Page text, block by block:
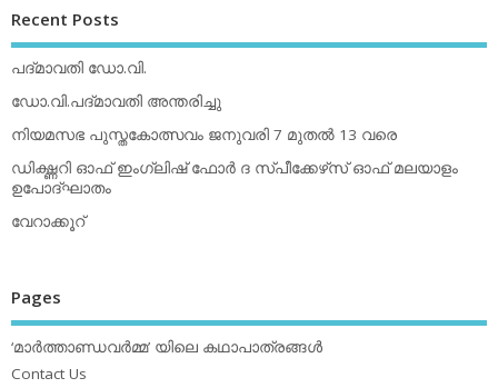
Recent Posts
പദ്മാവതി ഡോ.വി.
ഡോ.വി.പദ്മാവതി അന്തരിച്ചു
നിയമസഭ പുസ്തകോത്സവം ജനുവരി 7 മുതല്‍ 13 വരെ
ഡിക്ഷ്ണറി ഓഫ് ഇംഗ്ലിഷ് ഫോര്‍ ദ സ്പീക്കേഴ്‌സ് ഓഫ് മലയാളം
ഉപോദ്ഘാതം
വേറാക്കൂറ്
Pages
‘മാര്‍ത്താണ്ഡവര്‍മ്മ’ യിലെ കഥാപാത്രങ്ങള്‍
Contact Us